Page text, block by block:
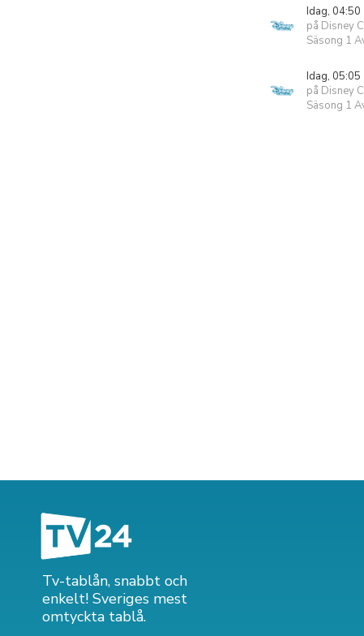
Idag, 04:50
på Disney
Säsong 1
Idag, 05:05
på Disney
Säsong 1
Tv-tablån, snabbt och
enkelt! Sveriges mest
omtyckta tablå.